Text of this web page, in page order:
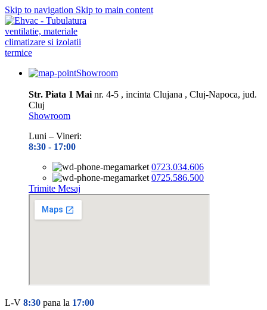
Skip to navigation Skip to main content
Showroom
Str. Piata 1 Mai nr. 4-5 , incinta Clujana , Cluj-Napoca, jud.
Cluj
Showroom
Luni – Vineri:
8:30 - 17:00
0723.034.606
0725.586.500
Trimite Mesaj
L-V 8:30 pana la 17:00